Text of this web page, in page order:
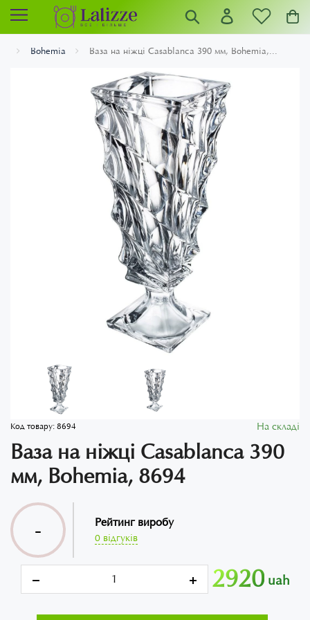
Bohemia Ваза на ніжці Casablanca 390 мм, Bohemia,...
Код товару:8694 На складі
Ваза на ніжці Casablanca 390
мм, Bohemia, 8694
- Рейтинг виробу
0 відгуків
2920 uah